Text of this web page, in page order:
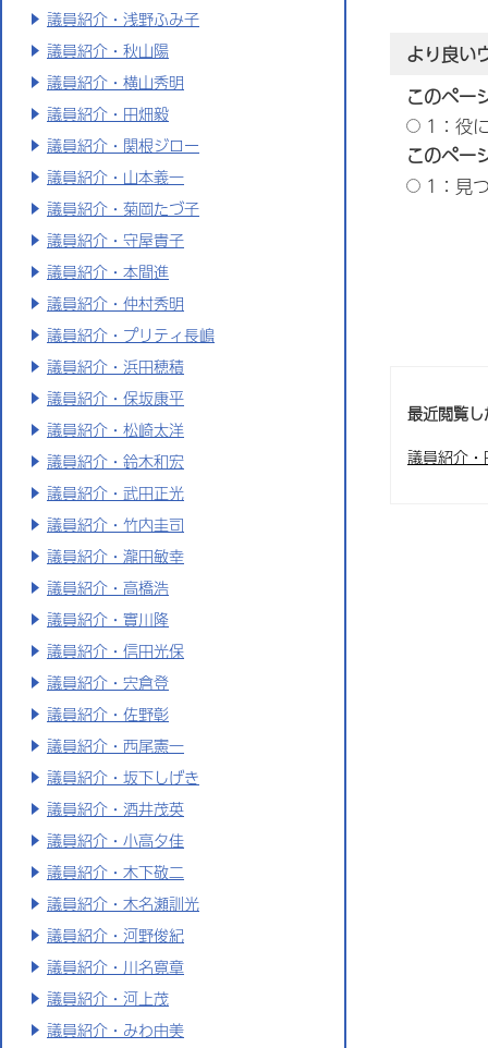
議員紹介・浅野ふみ子
議員紹介・秋山陽
議員紹介・横山秀明
議員紹介・田畑毅
議員紹介・関根ジロー
議員紹介・山本義一
議員紹介・菊岡たづ子
議員紹介・守屋貴子
議員紹介・本間進
議員紹介・仲村秀明
議員紹介・プリティ長嶋
議員紹介・浜田穂積
議員紹介・保坂康平
議員紹介・松崎太洋
議員紹介・鈴木和宏
議員紹介・武田正光
議員紹介・竹内圭司
議員紹介・瀧田敏幸
議員紹介・高橋浩
議員紹介・實川隆
議員紹介・信田光保
議員紹介・宍倉登
議員紹介・佐野彰
議員紹介・西尾憲一
議員紹介・坂下しげき
議員紹介・酒井茂英
議員紹介・小高夕佳
議員紹介・木下敬二
議員紹介・木名瀬訓光
議員紹介・河野俊紀
議員紹介・川名寛章
議員紹介・河上茂
議員紹介・みわ由美
より良い
このペー
1：役
このペー
1：見
最近閲覧
議員紹介